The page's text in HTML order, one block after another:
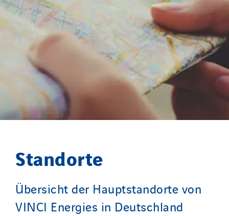
Standorte
Übersicht der Hauptstandorte von
VINCI Energies in Deutschland